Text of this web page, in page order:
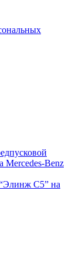
Mercedes-Benz
С5” на